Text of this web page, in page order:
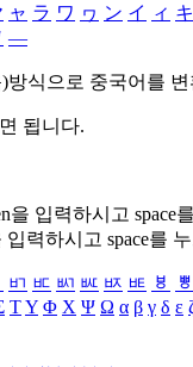
ャ ラ ワ ヮ ン イ ィ キ
―
방식으로 중국어를
됩니다.
을 입력하시고 space
입력하시고 space를
ㅲ ㅳ ㅴ ㅵ ㅶ ㅷ ㅸ ㅹ
ΤΥ Φ Χ Ψ Ω α β γ δ ε